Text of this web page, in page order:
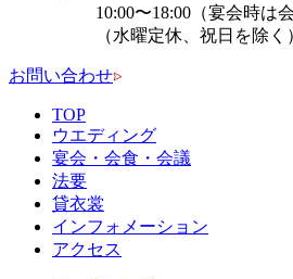
10:00〜18:00（宴会時は
（水曜定休、祝日を除く
お問い合わせ
TOP
ウエディング
宴会・会食・会議
法要
貸衣裳
インフォメーション
アクセス